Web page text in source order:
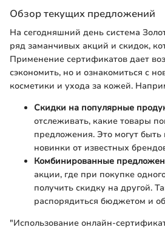
Обзор текущих предложений
На сегодняшний день система
ряд заманчивых акций и скидок,
Применение сертификатов дает
сэкономить, но и ознакомиться с
косметики и ухода за кожей.
Скидки на популярные
отслеживать, какие товары
предложения. Это могут быть
новинки от известных
Комбинированные
акции, где при покупке
получить скидку на другой.
распорядиться бюджетом и
"Использование онлайн-